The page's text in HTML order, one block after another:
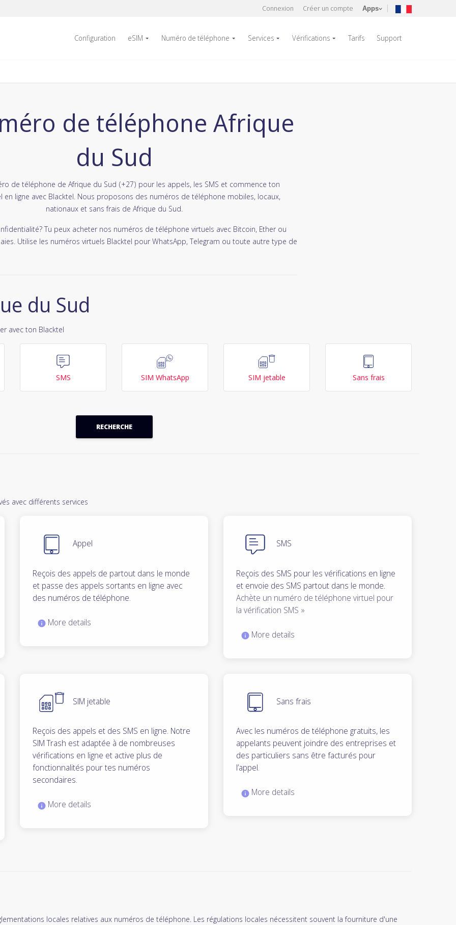
Connexion Créer un compte Apps
Configuration eSIM Numéro de téléphone Services Vérifications Tarifs Support
de téléphone Afrique
du Sud
de téléphone de Afrique du Sud (+27) pour les appels, les SMS et commence ton
en ligne avec Blacktel. Nous proposons des numéros de téléphone mobiles, locaux,
nationaux et sans frais de Afrique du Sud.
Tu peux acheter nos numéros de téléphone virtuels avec Bitcoin, Ether ou
Utilise les numéros virtuels Blacktel pour WhatsApp, Telegram ou toute autre type de
du Sud
avec ton Blacktel
SMS SIM WhatsApp SIM jetable Sans frais
RECHERCHE
avec différents services
Appel
Reçois des appels de partout dans le monde
et passe des appels sortants en ligne avec
des numéros de téléphone.
More details
SMS
Reçois des SMS pour les vérifications en ligne
et envoie des SMS partout dans le monde.
Achète un numéro de téléphone virtuel pour
la vérification SMS »
More details
SIM jetable
Reçois des appels et des SMS en ligne. Notre
SIM Trash est adaptée à de nombreuses
vérifications en ligne et active plus de
fonctionnalités pour tes numéros
secondaires.
More details
Sans frais
Avec les numéros de téléphone gratuits, les
appelants peuvent joindre des entreprises et
des particuliers sans être facturés pour
l’appel.
More details
locales relatives aux numéros de téléphone. Les régulations locales nécessitent souvent la fourniture d'une